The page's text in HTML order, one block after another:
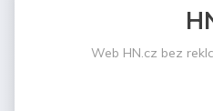
Web HN.cz bez